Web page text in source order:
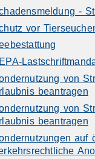
-
vor
von
beantragen
von
beantragen
auf